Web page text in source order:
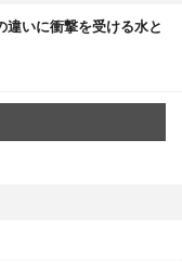
いに衝撃を受ける水と